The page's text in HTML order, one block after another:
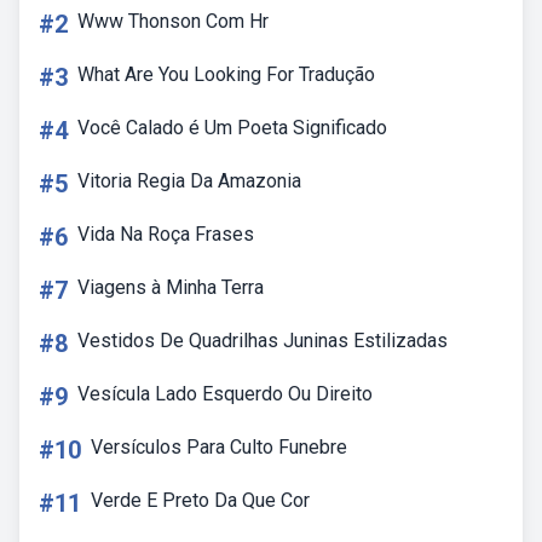
#2 Www Thonson Com Hr
#3 What Are You Looking For Tradução
#4 Você Calado é Um Poeta Significado
#5 Vitoria Regia Da Amazonia
#6 Vida Na Roça Frases
#7 Viagens à Minha Terra
#8 Vestidos De Quadrilhas Juninas Estilizadas
#9 Vesícula Lado Esquerdo Ou Direito
#10 Versículos Para Culto Funebre
#11 Verde E Preto Da Que Cor